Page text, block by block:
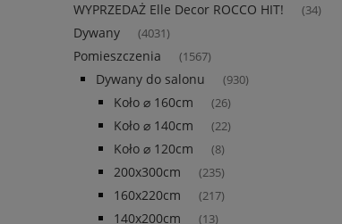
WYPRZEDAŻ Elle Decor ROCCO HIT! (34)
Dywany (4031)
Pomieszczenia (1567)
Dywany do salonu (930)
Koło ⌀ 160cm (26)
Koło ⌀ 140cm (22)
Koło ⌀ 120cm (8)
200x300cm (235)
160x220cm (217)
140x200cm (13)